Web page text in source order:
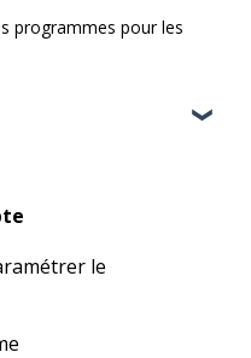
programmes pour les
le